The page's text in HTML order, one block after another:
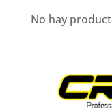
No hay